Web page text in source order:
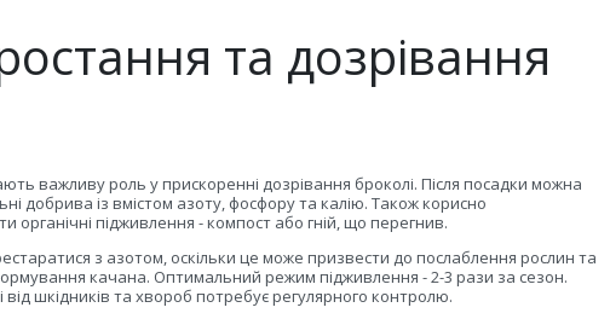
та дозрівання
важливу роль у прискоренні дозрівання броколі. Після посадки можна
добрива із вмістом азоту, фосфору та калію. Також корисно
органічні підживлення - компост або гній, що перегнив.
з азотом, оскільки це може призвести до послаблення рослин та
качана. Оптимальний режим підживлення - 2-3 рази за сезон.
від шкідників та хвороб потребує регулярного контролю.